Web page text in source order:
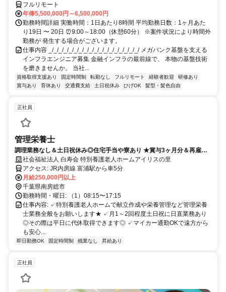
フルリモート
年俸5,500,000円～6,500,000円
勤務時間詳細 実働時間：1日あたり8時間 平均勤務日数：1ヶ月あた
り19日 〜 20日 ⏰9:00～18:00（休憩60分） ※案件状況により時間外
勤務が 発生する場合がございます。
仕事内容 _/_/_/_/_/_/_/_/_/_/_/_/_/_/_/_/_/_/ メガバンク基盤を支える
インフラエンジニア募集 金融インフラの最前線で、 本物の基盤技術
を磨きませんか。 当社...
資格取得支援あり 固定時間制 転勤なし フルリモート 経験者歓迎
研修あり
賞与あり
育休あり 交通費支給 土日祝休み ひげOK 髪型・髪色自由
正社員
管理栄養士
調理業務なし＆土日祝休み◎住宅手当や寮あり ★賞与3ヶ月分＆再雇用
制度あり☆働きやすさ抜群の環境です☆
社会福祉法人 白寿会 特別養護老人ホームアイリスの里
アクセス: JR内房線 富浦駅から車5分
月給250,000円以上
千葉県南房総市
勤務時間・曜日: （1）08:15〜17:15
仕事内容: ✓特別養護老人ホームで献立作成や栄養管理など管理栄養
士業務全般をお願いします★ ✓月1～2回程度土日祝に日直業務あり
◎その際は平日に代休取得できます◎ ✓マイカー通勤OKで遠方から
も安心...
即日勤務OK 固定時間制 残業なし 昇給あり
正社員